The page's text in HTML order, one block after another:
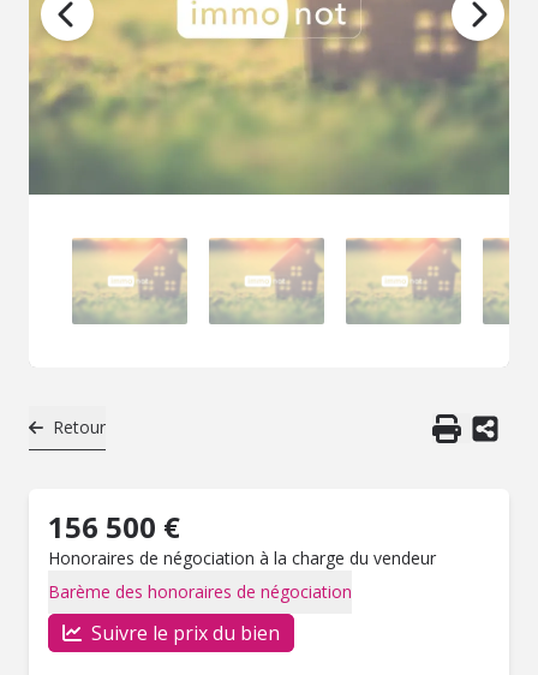
Retour
156 500 €
Honoraires de négociation à la charge du vendeur
Barème des honoraires de négociation
Suivre le prix du bien